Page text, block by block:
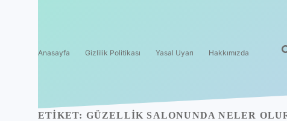
Anasayfa Gizlilik Politikası Yasal Uyarı Hakkımızda
ETIKET: GÜZELLIK SALONUNDA NELER